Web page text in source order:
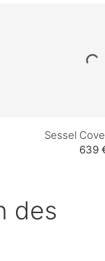
Sessel
639
des